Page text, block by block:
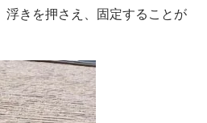
浮きを押さえ、固定することが